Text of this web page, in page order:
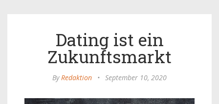
Dating ist ein
Zukunftsmarkt
ByRedaktion • September 10, 2020